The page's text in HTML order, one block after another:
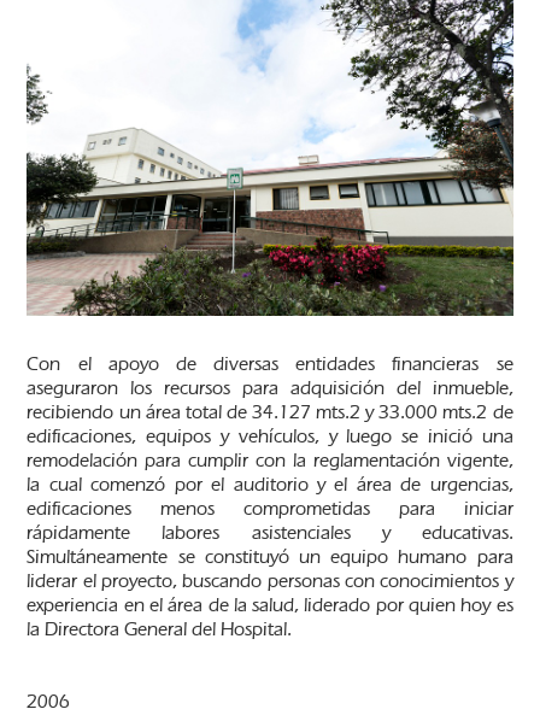
Con el apoyo de diversas entidades financieras se
aseguraron los recursos para adquisición del inmueble,
recibiendo un área total de 34.127 mts.2 y 33.000 mts.2 de
edificaciones, equipos y vehículos, y luego se inició una
remodelación para cumplir con la reglamentación vigente,
la cual comenzó por el auditorio y el área de urgencias,
edificaciones menos comprometidas para iniciar
rápidamente labores asistenciales y educativas.
Simultáneamente se constituyó un equipo humano para
liderar el proyecto, buscando personas con conocimientos y
experiencia en el área de la salud, liderado por quien hoy es
la Directora General del Hospital.
2006